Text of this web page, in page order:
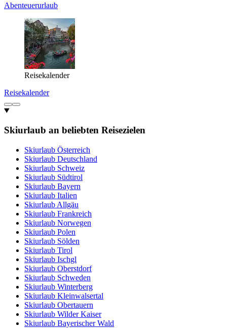
Abenteuerurlaub
Reisekalender
Reisekalender
Skiurlaub an beliebten Reisezielen
Skiurlaub Österreich
Skiurlaub Deutschland
Skiurlaub Schweiz
Skiurlaub Südtirol
Skiurlaub Bayern
Skiurlaub Italien
Skiurlaub Allgäu
Skiurlaub Frankreich
Skiurlaub Norwegen
Skiurlaub Polen
Skiurlaub Sölden
Skiurlaub Tirol
Skiurlaub Ischgl
Skiurlaub Oberstdorf
Skiurlaub Schweden
Skiurlaub Winterberg
Skiurlaub Kleinwalsertal
Skiurlaub Obertauern
Skiurlaub Wilder Kaiser
Skiurlaub Bayerischer Wald